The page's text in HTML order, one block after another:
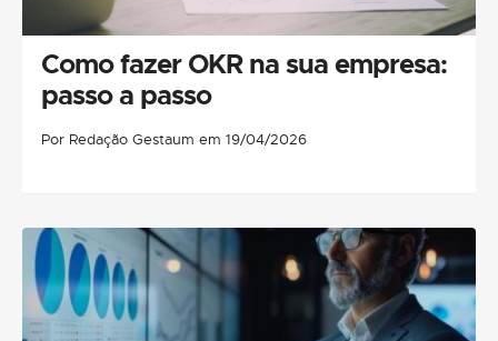
Como fazer OKR na sua empresa:
passo a passo
Por Redação Gestaum em 19/04/2026